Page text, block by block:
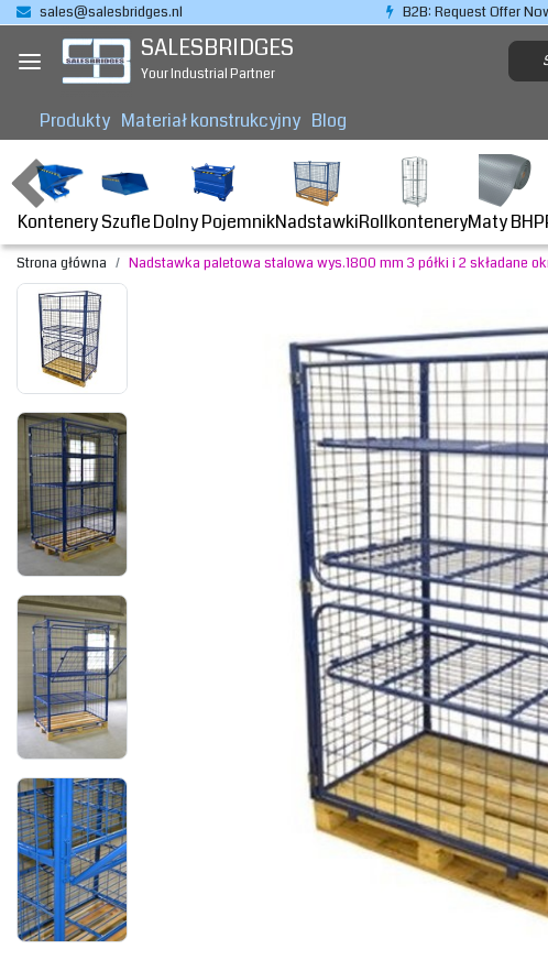
sales@salesbridges.nl B2B: Request Offer
SALESBRIDGES
Your Industrial Partner
Produkty Materiał konstrukcyjny Blog
KontenerySzufleDolny PojemnikNadstawkiRollkonteneryMaty BHP
Strona główna Nadstawka paletowa stalowa wys.1800 mm 3 półki i 2 składane